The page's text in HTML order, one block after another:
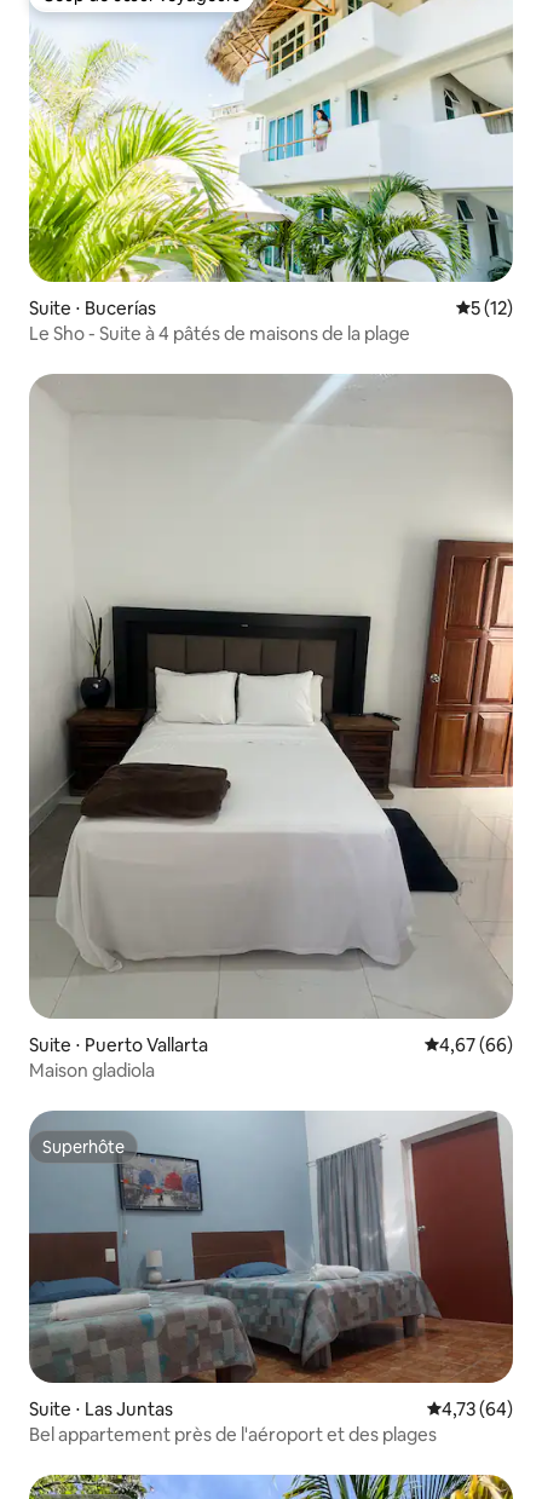
Coup de cœur voyageurs
Suite ⋅ Bucerías
5 (12)
Le Sho - Suite à 4 pâtés de maisons de la plage
Suite ⋅ Puerto Vallarta Évaluation
4,67 (66)
Maison gladiola
Superhôte
Superhôte
Suite ⋅ Las Juntas Évaluation
4,73 (64)
Bel appartement près de l'aéroport et des plages